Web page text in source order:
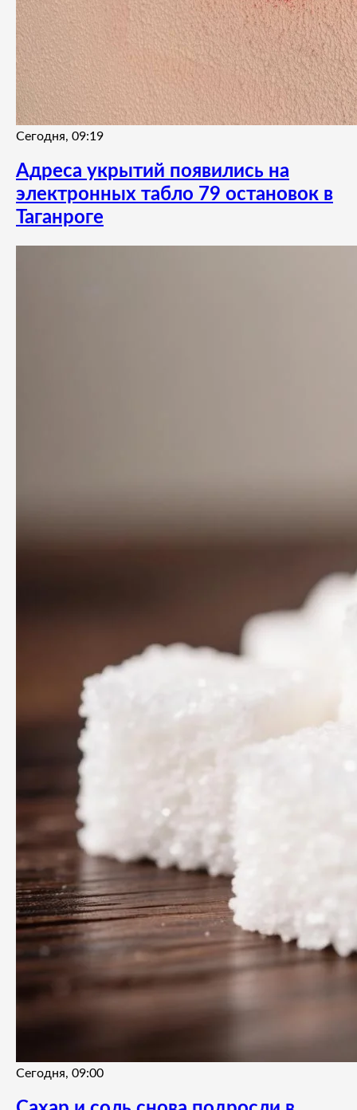
Сегодня, 09:19
Адреса укрытий появились на
электронных табло 79 остановок в
Таганроге
Сегодня, 09:00